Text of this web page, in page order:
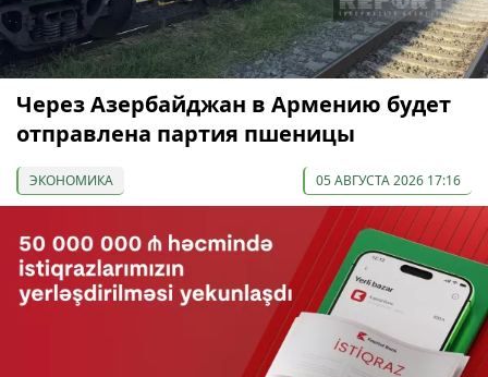
Через Азербайджан в Армению будет
отправлена партия пшеницы
ЭКОНОМИКА 05 АВГУСТА 2026 17:16